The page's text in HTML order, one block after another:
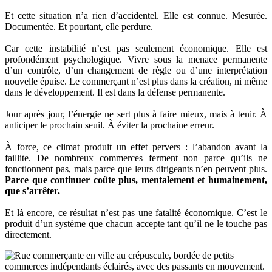
Et cette situation n’a rien d’accidentel. Elle est connue. Mesurée.
Documentée. Et pourtant, elle perdure.
Car cette instabilité n’est pas seulement économique. Elle est
profondément psychologique. Vivre sous la menace permanente
d’un contrôle, d’un changement de règle ou d’une interprétation
nouvelle épuise. Le commerçant n’est plus dans la création, ni même
dans le développement. Il est dans la défense permanente.
Jour après jour, l’énergie ne sert plus à faire mieux, mais à tenir. À
anticiper le prochain seuil. À éviter la prochaine erreur.
À force, ce climat produit un effet pervers : l’abandon avant la
faillite. De nombreux commerces ferment non parce qu’ils ne
fonctionnent pas, mais parce que leurs dirigeants n’en peuvent plus.
Parce que continuer coûte plus, mentalement et humainement,
que s’arrêter.
Et là encore, ce résultat n’est pas une fatalité économique. C’est le
produit d’un système que chacun accepte tant qu’il ne le touche pas
directement.